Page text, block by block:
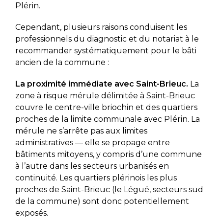
Plérin.
Cependant, plusieurs raisons conduisent les
professionnels du diagnostic et du notariat à le
recommander systématiquement pour le bâti
ancien de la commune :
La proximité immédiate avec Saint-Brieuc. La
zone à risque mérule délimitée à Saint-Brieuc
couvre le centre-ville briochin et des quartiers
proches de la limite communale avec Plérin. La
mérule ne s’arrête pas aux limites
administratives — elle se propage entre
bâtiments mitoyens, y compris d’une commune
à l’autre dans les secteurs urbanisés en
continuité. Les quartiers plérinois les plus
proches de Saint-Brieuc (le Légué, secteurs sud
de la commune) sont donc potentiellement
exposés.